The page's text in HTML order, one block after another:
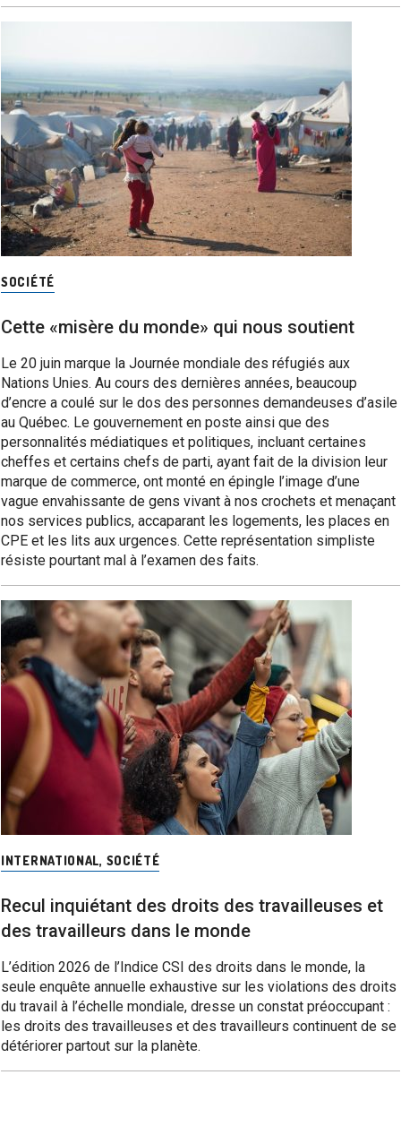
SOCIÉTÉ
Cette «misère du monde» qui nous soutient
Le 20 juin marque la Journée mondiale des réfugiés aux
Nations Unies. Au cours des dernières années, beaucoup
d’encre a coulé sur le dos des personnes demandeuses d’asile
au Québec. Le gouvernement en poste ainsi que des
personnalités médiatiques et politiques, incluant certaines
cheffes et certains chefs de parti, ayant fait de la division leur
marque de commerce, ont monté en épingle l’image d’une
vague envahissante de gens vivant à nos crochets et menaçant
nos services publics, accaparant les logements, les places en
CPE et les lits aux urgences. Cette représentation simpliste
résiste pourtant mal à l’examen des faits.
INTERNATIONAL, SOCIÉTÉ
Recul inquiétant des droits des travailleuses et
des travailleurs dans le monde
L’édition 2026 de l’Indice CSI des droits dans le monde, la
seule enquête annuelle exhaustive sur les violations des droits
du travail à l’échelle mondiale, dresse un constat préoccupant :
les droits des travailleuses et des travailleurs continuent de se
détériorer partout sur la planète.